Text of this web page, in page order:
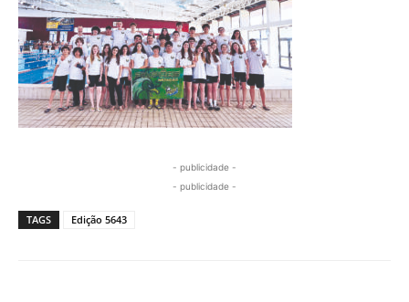
- publicidade -
- publicidade -
TAGS Edição 5643